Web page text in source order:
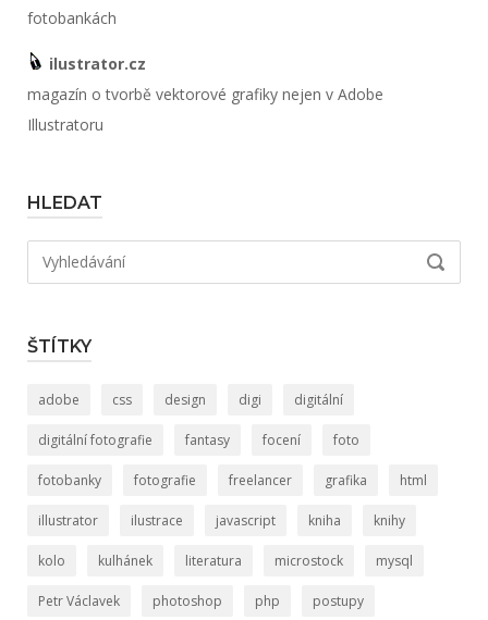
fotobankách
ilustrator.cz
magazín o tvorbě vektorové grafiky nejen v Adobe
Illustratoru
HLEDAT
Hledat:
ŠTÍTKY
adobe css design digi digitální
digitální fotografie fantasy focení foto
fotobanky fotografie freelancer grafika html
illustrator ilustrace javascript kniha knihy
kolo kulhánek literatura microstock mysql
Petr Václavek photoshop php postupy